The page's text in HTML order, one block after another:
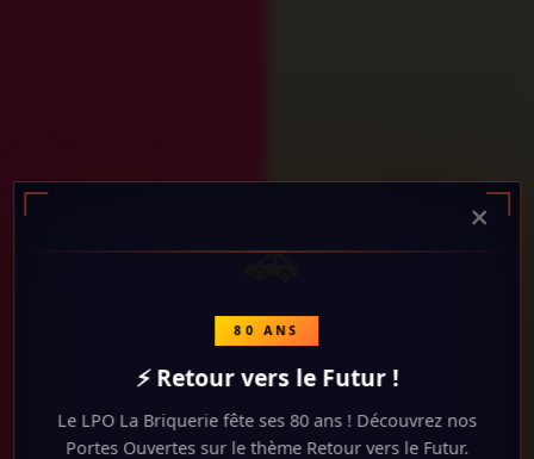
DEJA
INSCRIT
EXTERNE
Je suis unpartenaire ou externe à
×
🚗
80 ANS
⚡ Retour vers le Futur !
Le LPO La Briquerie fête ses 80 ans ! Découvrez nos
Portes Ouvertes sur le thème Retour vers le Futur.